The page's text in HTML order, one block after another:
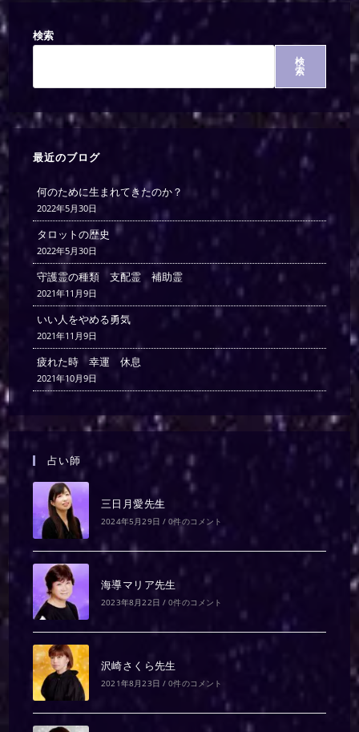
検索
検
索
最近のブログ
何のために生まれてきたのか？
2022年5月30日
タロットの歴史
2022年5月30日
守護霊の種類 支配霊 補助霊
2021年11月9日
いい人をやめる勇気
2021年11月9日
疲れた時 幸運 休息
2021年10月9日
占い師
三日月愛先生
2024年5月29日 / 0件のコメント
海導マリア先生
2023年8月22日 / 0件のコメント
沢崎さくら先生
2021年8月23日 / 0件のコメント